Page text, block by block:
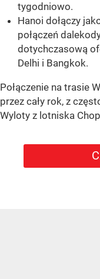
tygodniowo.
Hanoi dołączy
połączeń
dotychczasową
Delhi i Bangkok.
Połączenie na trasie
przez cały rok, z
Wyloty z lotniska